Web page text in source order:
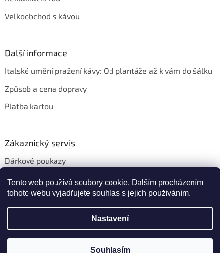
Tento web používá soubory cookie. Dalším procházením
tohoto webu vyjadřujete souhlas s jejich používáním.
Nastavení
Souhlasím
Velkoobchod s kávou
Další informace
Italské umění pražení kávy: Od plantáže až k vám do šálku
Způsob a cena dopravy
Platba kartou
Zákaznický servis
Dárkové poukazy
Věrnostní slevy
Vytvořil Shoptet
Kafeservis.cz. Všechna práva vyhrazena.